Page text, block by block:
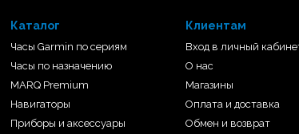
GT56, который
Каталог
Часы Garmin по сериям
Часы по назначению
MARQ Premium
Навигаторы
Приборы и аксессуары
Клиентам
Вход в личный
О нас
Магазины
Оплата и доставка
Обмен и возврат